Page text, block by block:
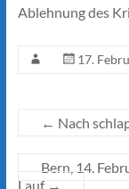
Ablehnung des
17.
← Nach
Bern, 14.
Lauf →